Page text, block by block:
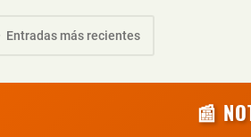
Entradas más recientes
📰